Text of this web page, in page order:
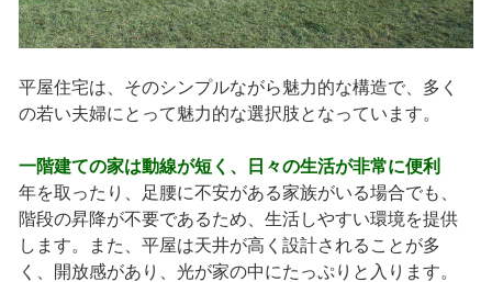
平屋住宅は、そのシンプルながら魅力的な構造で、多く
の若い夫婦にとって魅力的な選択肢となっています。
一階建ての家は動線が短く、日々の生活が非常に便利
年を取ったり、足腰に不安がある家族がいる場合でも、
階段の昇降が不要であるため、生活しやすい環境を提供
します。また、平屋は天井が高く設計されることが多
く、開放感があり、光が家の中にたっぷりと入ります。